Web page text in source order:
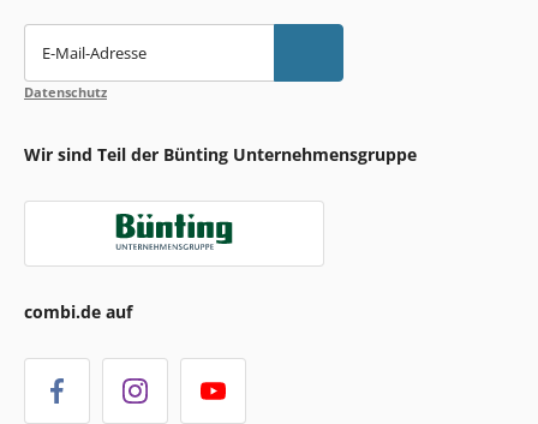
E-Mail-Adresse
Datenschutz
Wir sind Teil der Bünting Unternehmensgruppe
combi.de auf